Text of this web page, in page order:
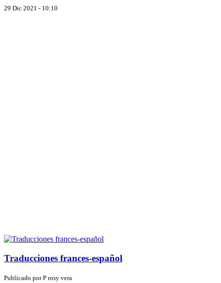
29 Dic 2021 - 10:10
Traducciones frances-español
Publicado porP rosy vera